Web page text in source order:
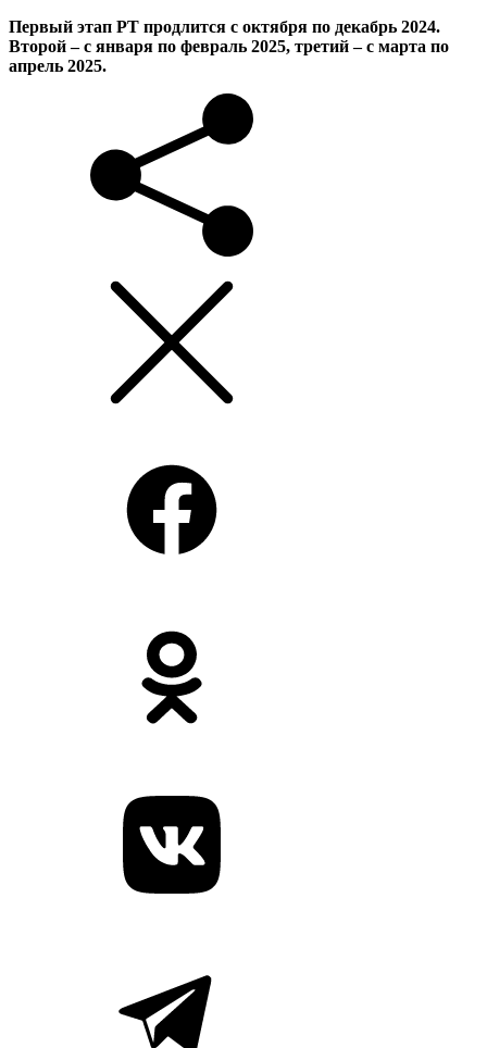
Первый этап РТ продлится с октября по декабрь 2024.
Второй – с января по февраль 2025, третий – с марта по
апрель 2025.